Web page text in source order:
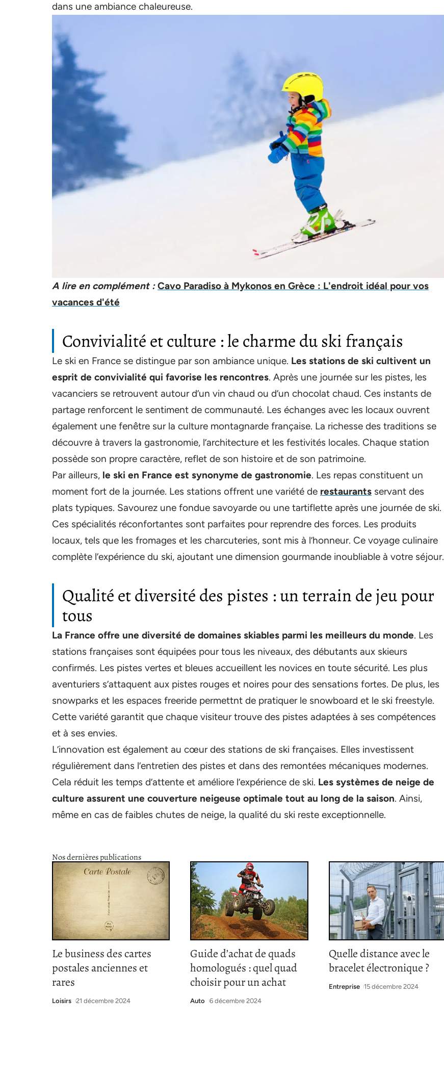
dans une ambiance chaleureuse.
A lire en complément : Cavo Paradiso à Mykonos en Grèce : L'endroit idéal pour vos
vacances d'été
Convivialité et culture : le charme du ski français
Le ski en France se distingue par son ambiance unique. Les stations de ski cultivent un
esprit de convivialité qui favorise les rencontres. Après une journée sur les pistes, les
vacanciers se retrouvent autour d’un vin chaud ou d’un chocolat chaud. Ces instants de
partage renforcent le sentiment de communauté. Les échanges avec les locaux ouvrent
également une fenêtre sur la culture montagnarde française. La richesse des traditions se
découvre à travers la gastronomie, l’architecture et les festivités locales. Chaque station
possède son propre caractère, reflet de son histoire et de son patrimoine.
Par ailleurs, le ski en France est synonyme de gastronomie. Les repas constituent un
moment fort de la journée. Les stations offrent une variété de restaurants servant des
plats typiques. Savourez une fondue savoyarde ou une tartiflette après une journée de ski.
Ces spécialités réconfortantes sont parfaites pour reprendre des forces. Les produits
locaux, tels que les fromages et les charcuteries, sont mis à l’honneur. Ce voyage culinaire
complète l’expérience du ski, ajoutant une dimension gourmande inoubliable à votre séjour.
Qualité et diversité des pistes : un terrain de jeu pour
tous
La France offre une diversité de domaines skiables parmi les meilleurs du monde. Les
stations françaises sont équipées pour tous les niveaux, des débutants aux skieurs
confirmés. Les pistes vertes et bleues accueillent les novices en toute sécurité. Les plus
aventuriers s’attaquent aux pistes rouges et noires pour des sensations fortes. De plus, les
snowparks et les espaces freeride permettnt de pratiquer le snowboard et le ski freestyle.
Cette variété garantit que chaque visiteur trouve des pistes adaptées à ses compétences
et à ses envies.
L’innovation est également au cœur des stations de ski françaises. Elles investissent
régulièrement dans l’entretien des pistes et dans des remontées mécaniques modernes.
Cela réduit les temps d’attente et améliore l’expérience de ski. Les systèmes de neige de
culture assurent une couverture neigeuse optimale tout au long de la saison. Ainsi,
même en cas de faibles chutes de neige, la qualité du ski reste exceptionnelle.
Nos dernières publications
Le business des cartes
postales anciennes et
rares
Loisirs 21 décembre 2024
Guide d’achat de quads
homologués : quel quad
choisir pour un achat
Auto 6 décembre 2024
Quelle distance avec le
bracelet électronique ?
Entreprise 15 décembre 2024